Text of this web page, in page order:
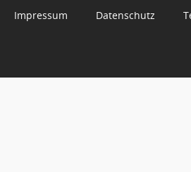
Impressum Datenschutz